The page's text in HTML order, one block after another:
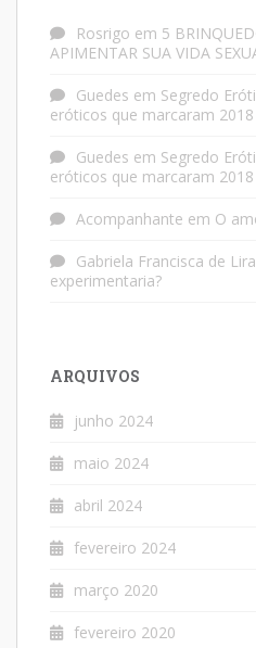
Rosrigo em 5
APIMENTAR SUA VIDA
Guedes em Segredo
eróticos que marcaram
Guedes em Segredo
eróticos que marcaram
Acompanhante em O
Gabriela Francisca de Lira
experimentaria?
ARQUIVOS
junho 2024
maio 2024
abril 2024
fevereiro 2024
março 2020
fevereiro 2020